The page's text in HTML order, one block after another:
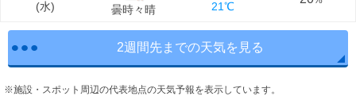
(水) 曇時々晴
21℃
2週間先までの天気を見る
※施設・スポット周辺の代表地点の天気予報を表示しています。